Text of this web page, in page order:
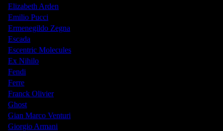
Elizabeth Arden
Emilio Pucci
Ermenegildo Zegna
Escada
Escentric Molecules
Ex Nihilo
Fendi
Ferre
Franck Olivier
Ghost
Gian Marco Venturi
Giorgio Armani